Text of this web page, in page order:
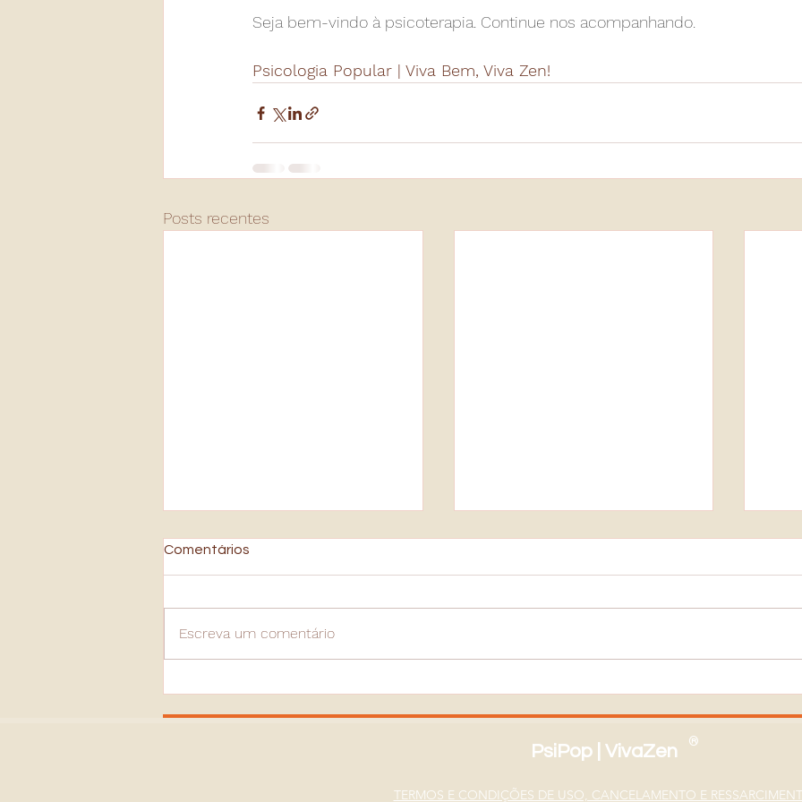
Seja bem-vindo à psicoterapia. Continue nos acompanhando.
Psicologia Popular | Viva Bem, Viva Zen!
Posts recentes
Comentários
Escreva um comentário
PsiPop | VivaZen ®
TERMOS E CONDIÇÕES DE USO, CANCELAMENTO E